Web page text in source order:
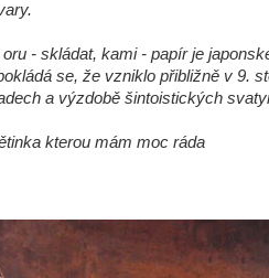
- skládat, kami - papír je
se, že vzniklo přibližně v 9.
a výzdobě šintoistických
kterou mám moc ráda